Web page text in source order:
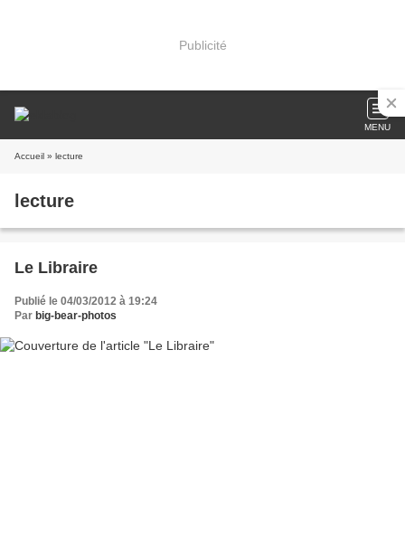
Publicité
MENU
Accueil » lecture
lecture
Le Libraire
Publié le 04/03/2012 à 19:24
Par big-bear-photos